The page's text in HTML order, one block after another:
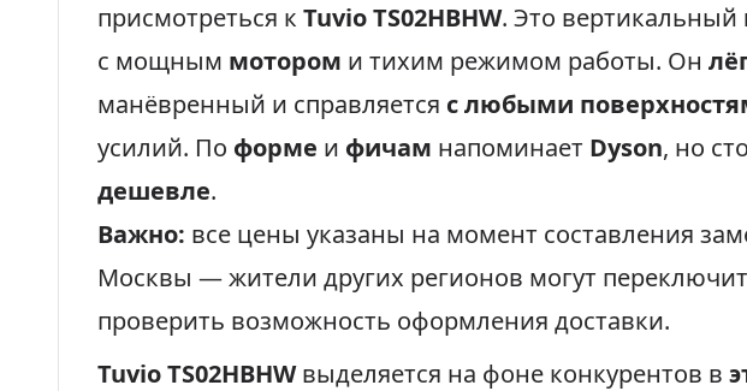
присмотреться к Tuvio TS02HBHW. Это вертикальный
с мощным мотором и тихим режимом работы. Он
манёвренный и справляется с любыми
усилий. По форме и фичам напоминает Dyson, но
дешевле.
Важно: все цены указаны на момент составления
Москвы — жители других регионов могут
проверить возможность оформления доставки.
Tuvio TS02HBHWвыделяется на фоне конкурентов в